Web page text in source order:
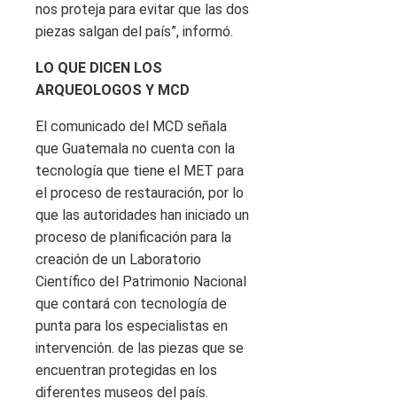
nos proteja para evitar que las dos
piezas salgan del país”, informó.
LO QUE DICEN LOS
ARQUEOLOGOS Y MCD
El comunicado del MCD señala
que Guatemala no cuenta con la
tecnología que tiene el MET para
el proceso de restauración, por lo
que las autoridades han iniciado un
proceso de planificación para la
creación de un Laboratorio
Científico del Patrimonio Nacional
que contará con tecnología de
punta para los especialistas en
intervención. de las piezas que se
encuentran protegidas en los
diferentes museos del país.